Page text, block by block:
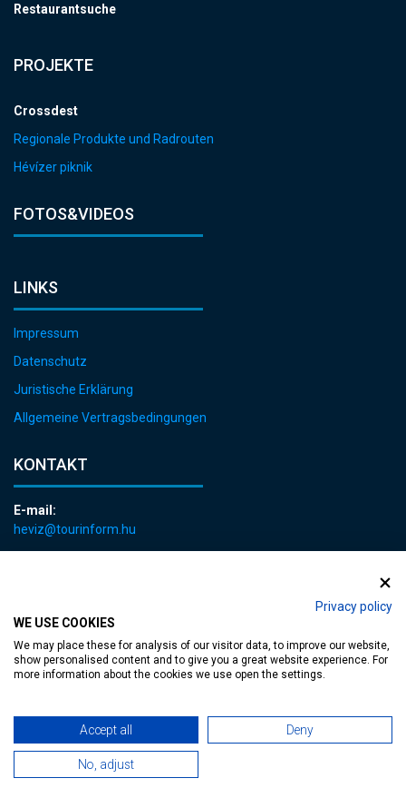
Privacy policy
WE USE COOKIES
We may place these for analysis of our visitor data, to improve our website,
show personalised content and to give you a great website experience. For
more information about the cookies we use open the settings.
Accept all Deny
No, adjust
Restaurantsuche
PROJEKTE
Crossdest
Regionale Produkte und Radrouten
Hévízer piknik
FOTOS&VIDEOS
LINKS
Impressum
Datenschutz
Juristische Erklärung
Allgemeine Vertragsbedingungen
KONTAKT
E-mail:
heviz@tourinform.hu
Designed byMediaGum|